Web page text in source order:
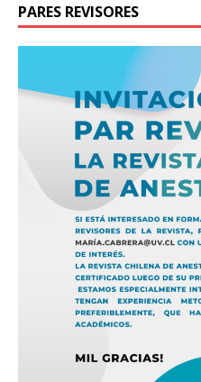
PARES REVISORES